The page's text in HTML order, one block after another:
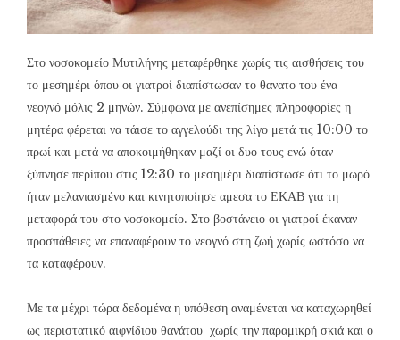
Στο νοσοκομείο Μυτιλήνης μεταφέρθηκε χωρίς τις αισθήσεις του
το μεσημέρι όπου οι γιατροί διαπίστωσαν το θανατο του ένα
νεογνό μόλις 2 μηνών. Σύμφωνα με ανεπίσημες πληροφορίες η
μητέρα φέρεται να τάισε το αγγελούδι της λίγο μετά τις 10:00 το
πρωί και μετά να αποκοιμήθηκαν μαζί οι δυο τους ενώ όταν
ξύπνησε περίπου στις 12:30 το μεσημέρι διαπίστωσε ότι το μωρό
ήταν μελανιασμένο και κινητοποίησε αμεσα το ΕΚΑΒ για τη
μεταφορά του στο νοσοκομείο. Στο βοστάνειο οι γιατροί έκαναν
προσπάθειες να επαναφέρουν το νεογνό στη ζωή χωρίς ωστόσο να
τα καταφέρουν.
Με τα μέχρι τώρα δεδομένα η υπόθεση αναμένεται να καταχωρηθεί
ως περιστατικό αιφνίδιου θανάτου χωρίς την παραμικρή σκιά και ο